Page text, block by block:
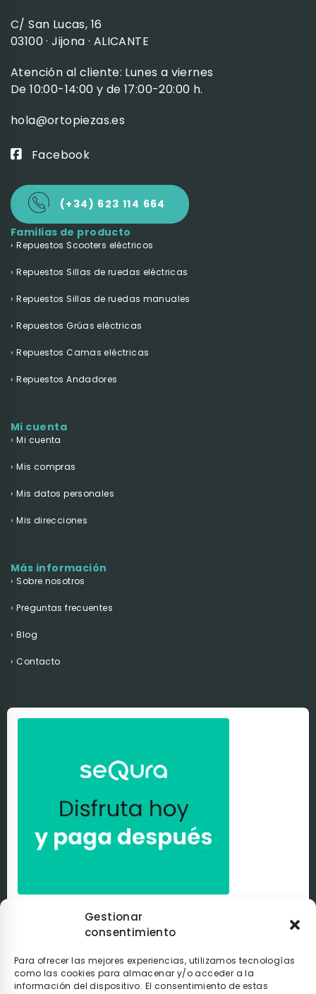
Gestionar
consentimiento
Para ofrecer las mejores experiencias, utilizamos tecnologías
como las cookies para almacenar y/o acceder a la
información del dispositivo. El consentimiento de estas
C/ San Lucas, 16
03100 · Jijona · ALICANTE
Atención al cliente: Lunes a viernes
De 10:00-14:00 y de 17:00-20:00 h.
hola@ortopiezas.es
Facebook
(+34) 623 114 664
Familias de producto
Repuestos Scooters eléctricos
Repuestos Sillas de ruedas eléctricas
Repuestos Sillas de ruedas manuales
Repuestos Grúas eléctricas
Repuestos Camas eléctricas
Repuestos Andadores
Mi cuenta
Mi cuenta
Mis compras
Mis datos personales
Mis direcciones
Más información
Sobre nosotros
Preguntas frecuentes
Blog
Contacto
Paga a tu ritmo con
puedes pagar de la manera que tú elijas con
Tú
decides si pagarlo en el momento, después de recibir el